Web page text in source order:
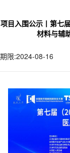
项目入围公示丨第七
材料与辅
期限:2024-08-16